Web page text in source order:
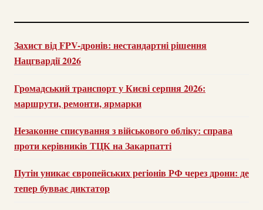
Захист від FPV-дронів: нестандартні рішення
Нацгвардії 2026
Громадський транспорт у Києві серпня 2026:
маршрути, ремонти, ярмарки
Незаконне списування з військового обліку: справа
проти керівників ТЦК на Закарпатті
Путін уникає європейських регіонів РФ через дрони: де
тепер бувває диктатор